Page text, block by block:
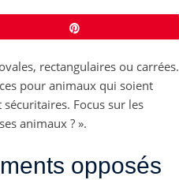
rectangulaires ou carrées.
pour animaux qui soient
Focus sur les
animaux ? ».
opposés